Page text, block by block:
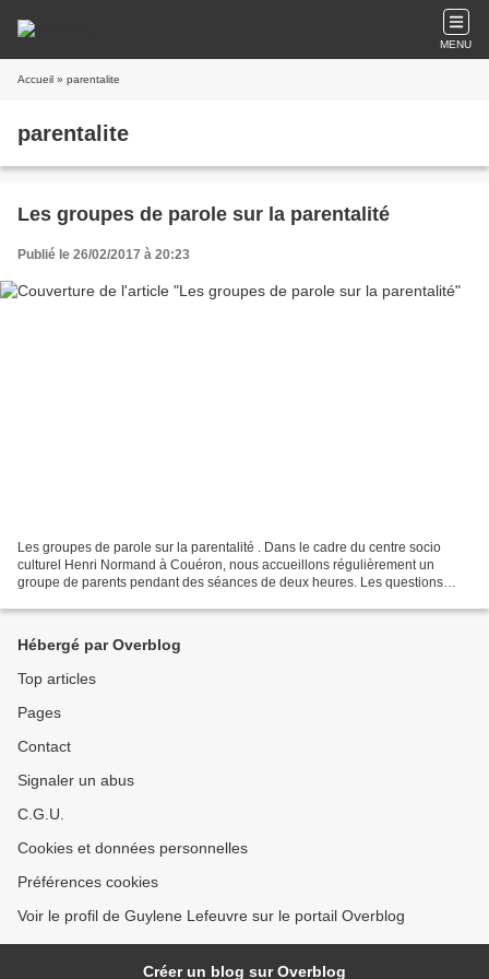
MENU
Accueil » parentalite
parentalite
Les groupes de parole sur la parentalité
Publié le 26/02/2017 à 20:23
Les groupes de parole sur la parentalité . Dans le cadre du centre socio
culturel Henri Normand à Couéron, nous accueillons régulièrement un
groupe de parents pendant des séances de deux heures. Les questions
Hébergé par Overblog
Top articles
Pages
Contact
Signaler un abus
C.G.U.
Cookies et données personnelles
Préférences cookies
Voir le profil de Guylene Lefeuvre sur le portail Overblog
Créer un blog sur Overblog